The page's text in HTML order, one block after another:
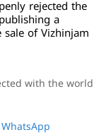
rejected the
a
of Vizhinjam
with the world
WhatsApp